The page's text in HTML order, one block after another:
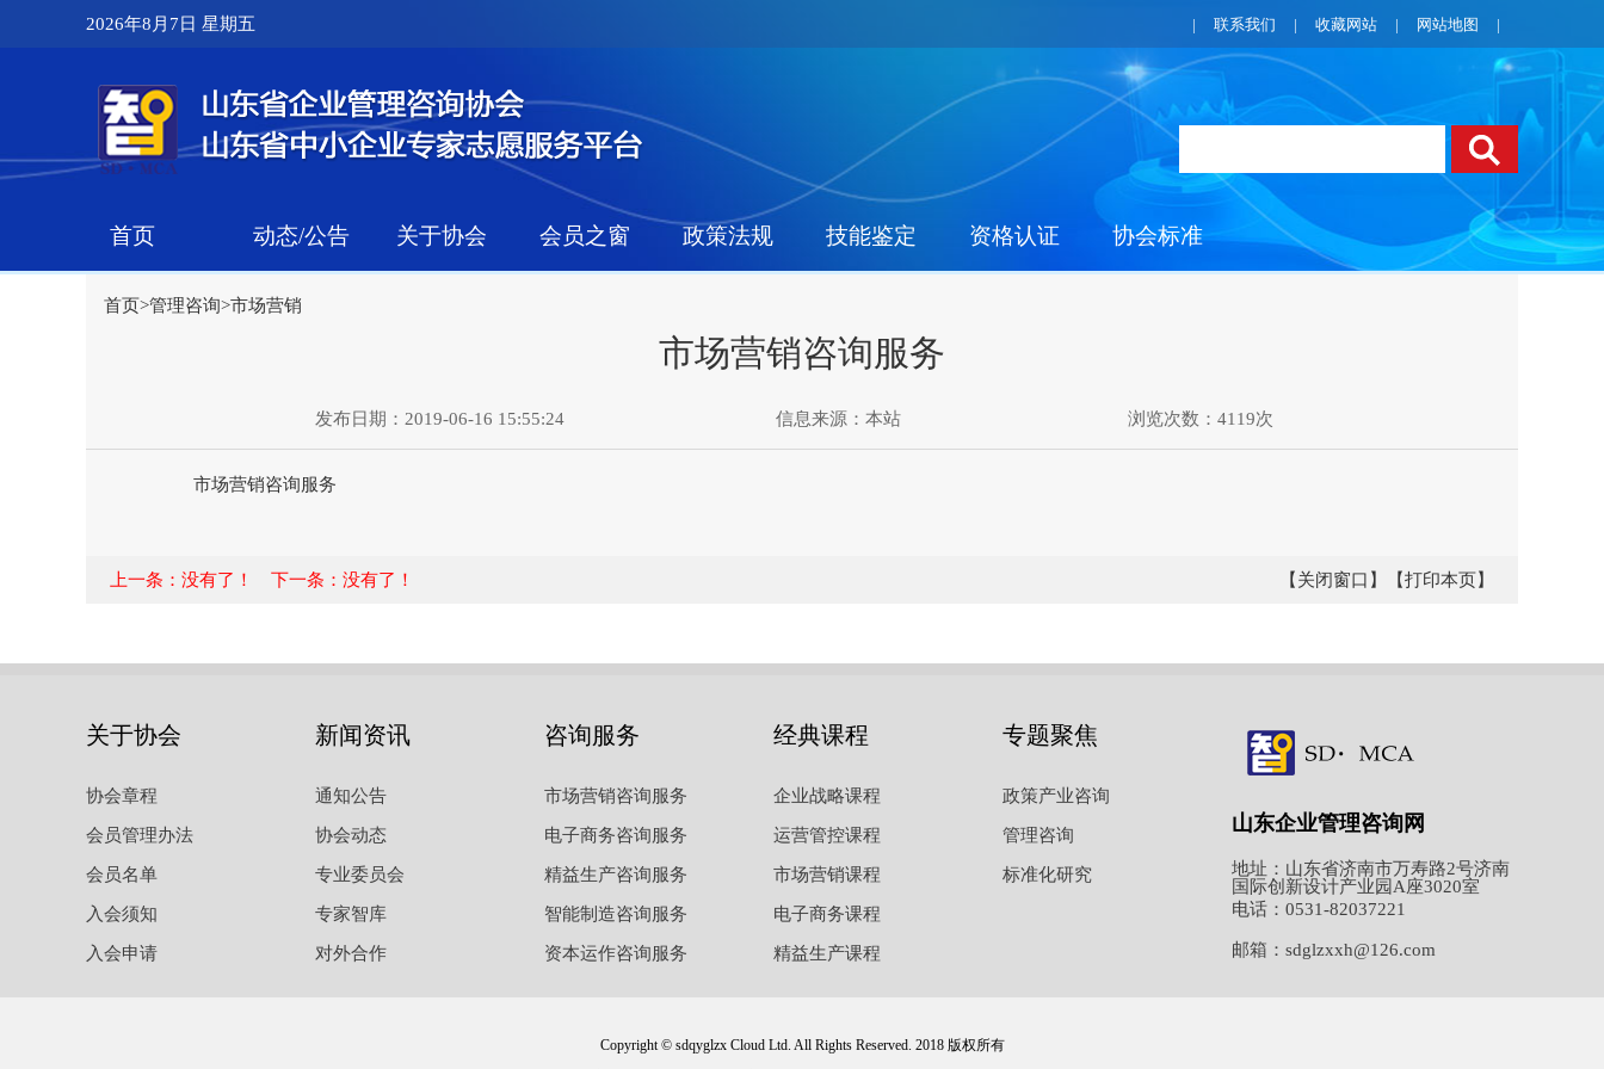
2026年8月7日 星期五 | 联系我们 | 收藏网站 | 网站地图 |
首页 动态/公告 关于协会 会员之窗 政策法规 技能鉴定 资格认证 协会标准
首页>管理咨询>市场营销
市场营销咨询服务
发布日期：2019-06-16 15:55:24 信息来源： 本站 浏览次数：4119次
市场营销咨询服务
上一条：没有了！ 下一条：没有了！ 【打印本页】
【关闭窗口】
关于协会
协会章程
会员管理办法
会员名单
入会须知
入会申请
新闻资讯
通知公告
协会动态
专业委员会
专家智库
对外合作
咨询服务
市场营销咨询服务
电子商务咨询服务
精益生产咨询服务
智能制造咨询服务
资本运作咨询服务
经典课程
企业战略课程
运营管控课程
市场营销课程
电子商务课程
精益生产课程
专题聚焦
政策产业咨询
管理咨询
标准化研究
山东企业管理咨询网
地址：山东省济南市万寿路2号济南
国际创新设计产业园A座3020室
电话：0531-82037221
邮箱：sdglzxxh@126.com
Copyright © sdqyglzx Cloud Ltd. All Rights Reserved. 2018 版权所有